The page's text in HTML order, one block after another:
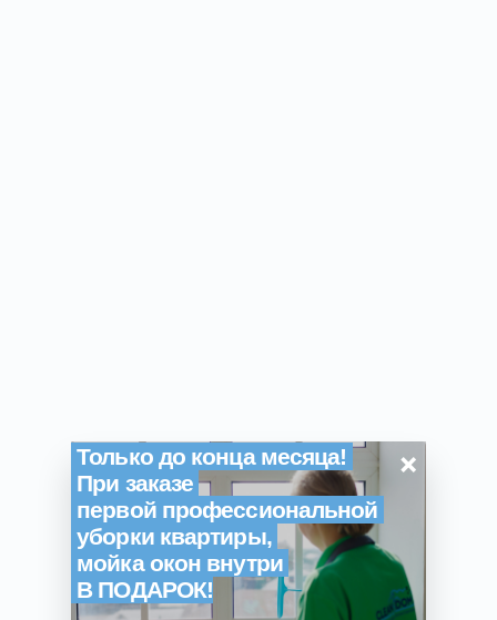
Только до конца месяца!
При заказе
первой профессиональной
уборки квартиры,
мойка окон внутри
В ПОДАРОК!
×